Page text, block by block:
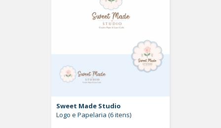
Sweet Made Studio
Logo e Papelaria (6 itens)